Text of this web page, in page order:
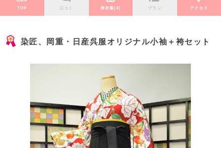
TOP 口コミ 袴衣装(6) プラン アクセス
染匠、岡重・日産呉服オリジナル小袖＋袴セット